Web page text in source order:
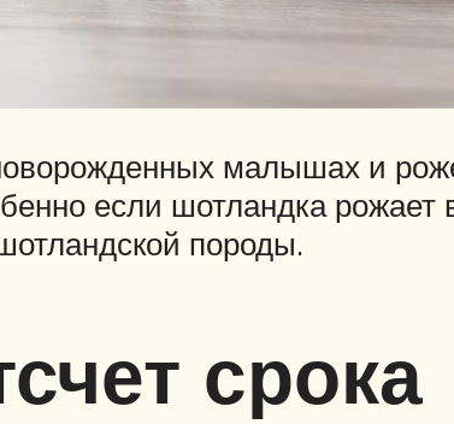
малышах и
если шотландка рожает
породы.
срока